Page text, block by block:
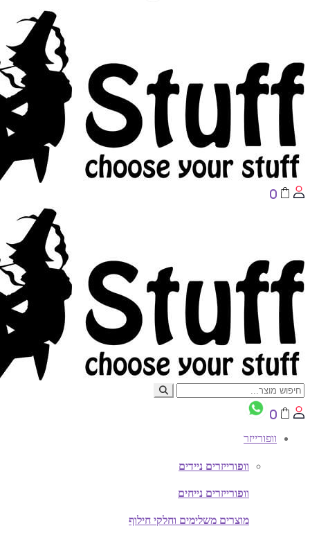
0
וופורייזר
וופורייזרים ניידים
וופורייזרים נייחים
מוצרים משלימים וחלקי חילוף